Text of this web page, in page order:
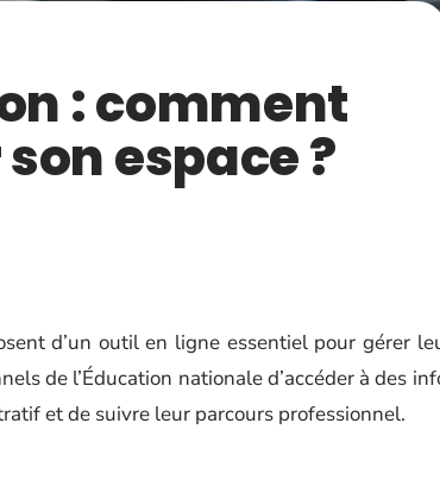
: comment
espace ?
d’un outil en ligne essentiel pour gérer
de l’Éducation nationale d’accéder à des
et de suivre leur parcours professionnel.